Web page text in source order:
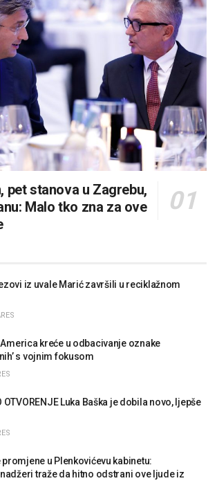
pet stanova u Zagrebu,
Malo tko zna za ove
iz uvale Marić završili u reciklažnom
kreće u odbacivanje oznake
s vojnim fokusom
OTVORENJE Luka Baška je dobila novo, ljepše
promjene u Plenkovićevu kabinetu:
traže da hitno odstrani ove ljude iz